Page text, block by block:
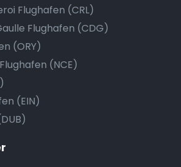
Flughafen (CRL)
Flughafen (CDG)
(ORY)
(NCE)
(EIN)